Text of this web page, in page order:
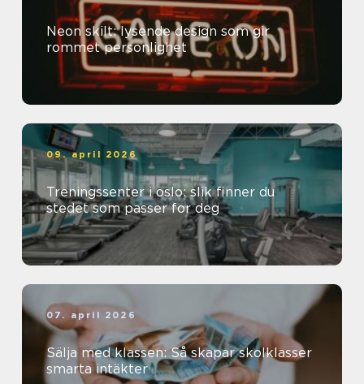
Neon skilt: lysende design som gir
rommet personlighet
09. april 2026
Treningssenter i oslo: slik finner du
stedet som passer for deg
07. april 2026
Sälja med klassen: Så skapar skolklasser
smarta intäkter